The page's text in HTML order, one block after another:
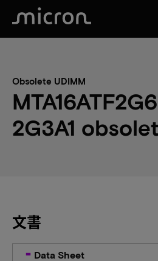
Obsolete UDIMM
2G3A1
文書
Data Sheet